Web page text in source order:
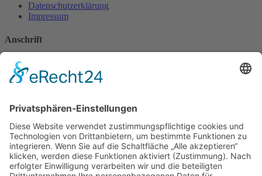
Datenschutzerklärung
Impressum
Anschrift
Hottmann GmbH
Bernhardstraße 13
Deutschland
Kontakt
Tel.: 06021-5824661
Fax: 06021-5824662
Mobil: 0170-2844607